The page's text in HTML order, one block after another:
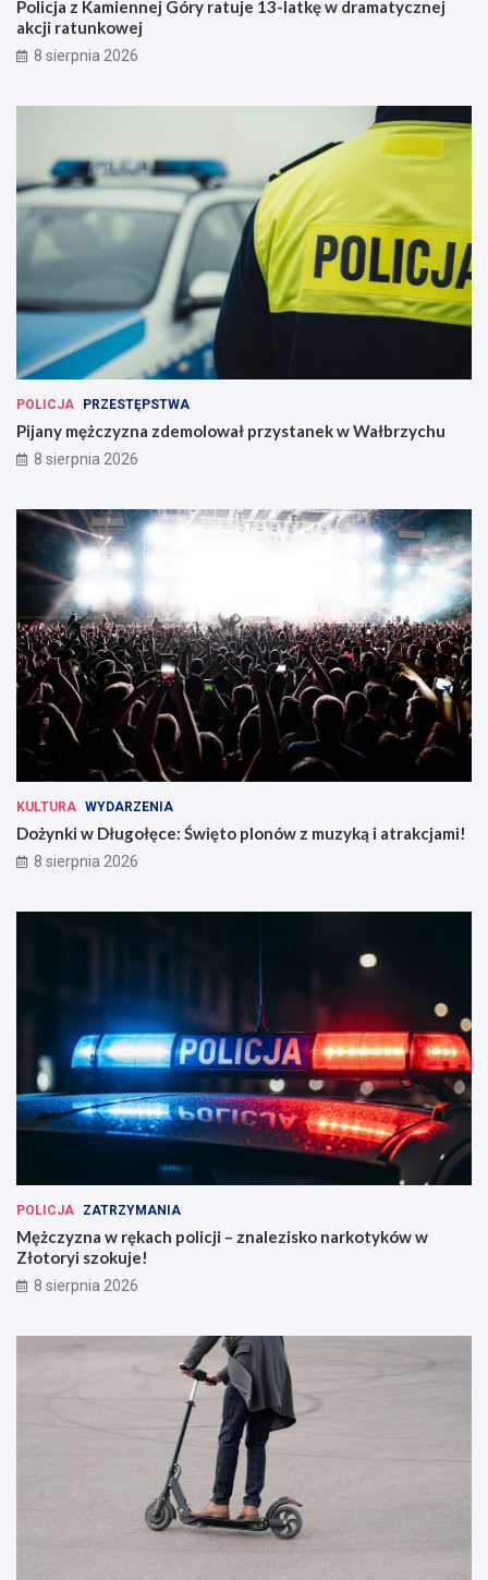
Policja z Kamiennej Góry ratuje 13-latkę w dramatycznej
akcji ratunkowej
8 sierpnia 2026
POLICJA PRZESTĘPSTWA
Pijany mężczyzna zdemolował przystanek w Wałbrzychu
8 sierpnia 2026
KULTURA WYDARZENIA
Dożynki w Długołęce: Święto plonów z muzyką i atrakcjami!
8 sierpnia 2026
POLICJA ZATRZYMANIA
Mężczyzna w rękach policji – znalezisko narkotyków w
Złotoryi szokuje!
8 sierpnia 2026